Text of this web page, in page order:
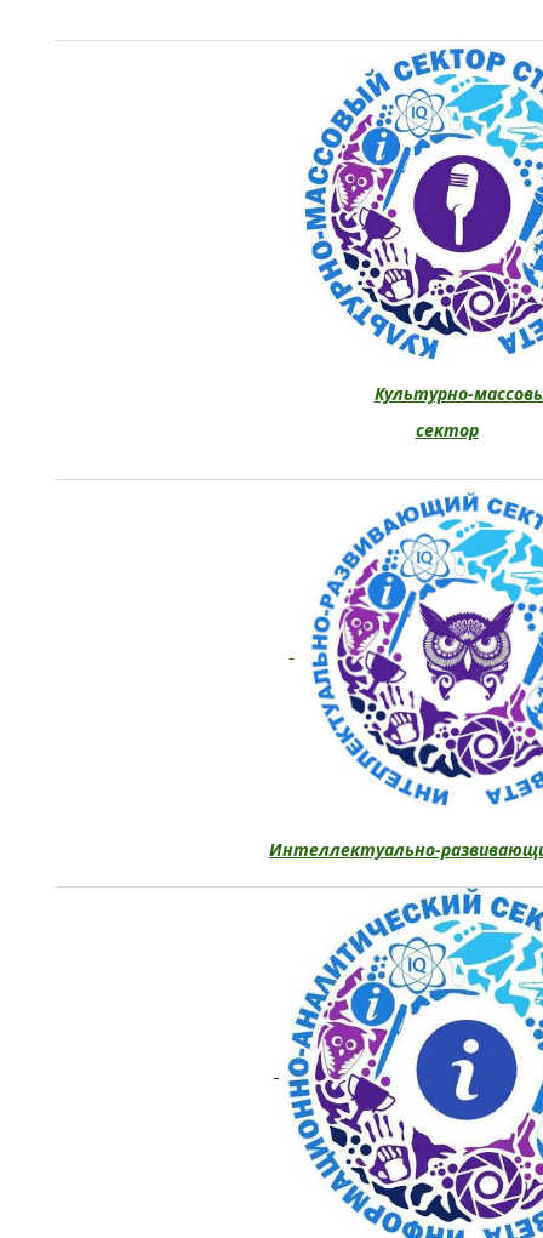
Культурно-
сектор
Интеллектуально-